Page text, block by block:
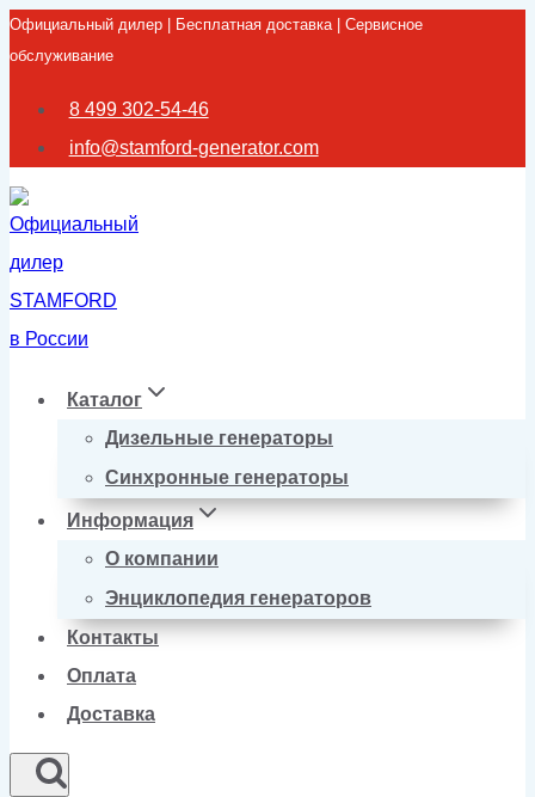
Перейти
к
содержимому
Официальный дилер | Бесплатная доставка | Сервисное
обслуживание
8 499 302-54-46
info@stamford-generator.com
Каталог
Дизельные генераторы
Синхронные генераторы
Информация
О компании
Энциклопедия генераторов
Контакты
Оплата
Доставка